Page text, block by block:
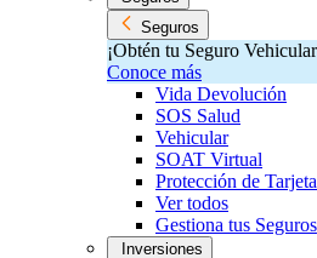
Seguros
¡Obtén tu Seguro
Conoce más
Vida Devolución
SOS Salud
Vehicular
SOAT Virtual
Protección de
Ver todos
Gestiona tus Seguros
Inversiones